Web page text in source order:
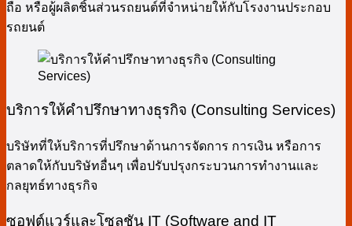
ถือ หรือผู้ผลิตชิ้นส่วนรถยนต์ที่จำหน่ายให้กับโรงงานประกอบ
รถยนต์
บริการให้คำปรึกษาทางธุรกิจ (Consulting Services)
บริษัทที่ให้บริการที่ปรึกษาด้านการจัดการ การเงิน หรือการ
ตลาดให้กับบริษัทอื่นๆ เพื่อปรับปรุงกระบวนการทำงานและ
กลยุทธ์ทางธุรกิจ
ซอฟต์แวร์และโซลูชัน IT (Software and IT